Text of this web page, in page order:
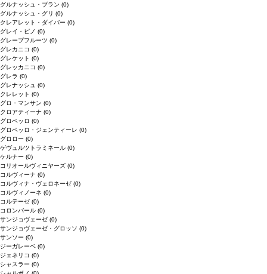
グルナッシュ・ブラン (0)
グルナッシュ・グリ (0)
クレアレット・ダイバー (0)
グレイ・ピノ (0)
グレープフルーツ (0)
グレカニコ (0)
グレケット (0)
グレッカニコ (0)
グレラ (0)
グレナッシュ (0)
クレレット (0)
グロ・マンサン (0)
クロアティーナ (0)
グロペッロ (0)
グロペッロ・ジェンティーレ (0)
グロロー (0)
ゲヴュルツトラミネール (0)
ケルナー (0)
コリオールヴィニヤーズ (0)
コルヴィーナ (0)
コルヴィナ・ヴェロネーゼ (0)
コルヴィノーネ (0)
コルテーゼ (0)
コロンバール (0)
サンジョヴェーゼ (0)
サンジョヴェーゼ・グロッソ (0)
サンソー (0)
ジーガレーベ (0)
ジェネリコ (0)
シャスラー (0)